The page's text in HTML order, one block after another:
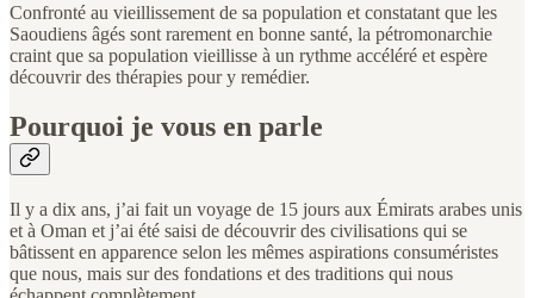
Confronté au vieillissement de sa population et constatant que les
Saoudiens âgés sont rarement en bonne santé, la pétromonarchie
craint que sa population vieillisse à un rythme accéléré et espère
découvrir des thérapies pour y remédier.
Pourquoi je vous en parle
Il y a dix ans, j’ai fait un voyage de 15 jours aux Émirats arabes unis
et à Oman et j’ai été saisi de découvrir des civilisations qui se
bâtissent en apparence selon les mêmes aspirations consuméristes
que nous, mais sur des fondations et des traditions qui nous